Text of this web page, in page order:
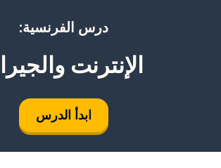
درس الفرنسية:
الإنترنت
ابدأ الدرس